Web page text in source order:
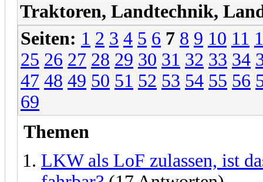
Traktoren, Landtechnik,
Seiten: 1 2 3 4 5 6 7 8 9 10 11
25 26 27 28 29 30 31 32 33 34
47 48 49 50 51 52 53 54 55 56
69
Themen
LKW als LoF zulassen, ist